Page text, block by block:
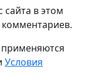
в этом
применяются
Условия